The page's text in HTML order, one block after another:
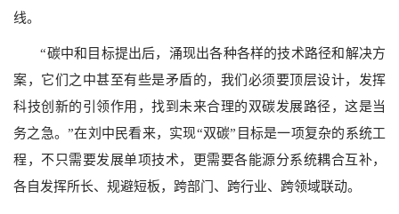
线。
“碳中和目标提出后，涌现出各种各样的技术路径和解决方
案，它们之中甚至有些是矛盾的，我们必须要顶层设计，发挥
科技创新的引领作用，找到未来合理的双碳发展路径，这是当
务之急。”在刘中民看来，实现“双碳”目标是一项复杂的系统工
程，不只需要发展单项技术，更需要各能源分系统耦合互补，
各自发挥所长、规避短板，跨部门、跨行业、跨领域联动。